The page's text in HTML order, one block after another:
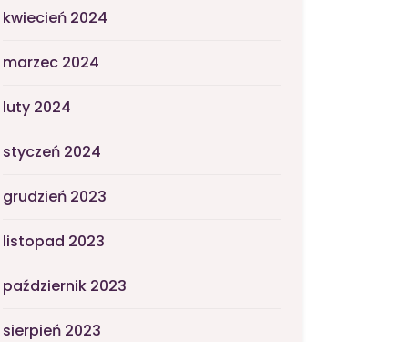
kwiecień 2024
marzec 2024
luty 2024
styczeń 2024
grudzień 2023
listopad 2023
październik 2023
sierpień 2023